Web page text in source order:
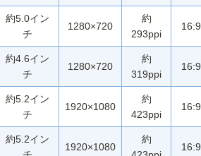
約5.0イン
チ
1280×720
約
293ppi
16:9
約4.6イン
チ
1280×720
約
319ppi
16:9
約5.2イン
チ
1920×1080
約
423ppi
16:9
約5.2イン
1920×1080
約
16:9